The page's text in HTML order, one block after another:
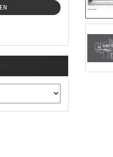
Thule Montagekits 50..
Clamp Fußsatz
Thule Kits 30.. für 753
Thule Montagekits 40..
Fußsatz Fahrzeuge mit
integrierter Reling
Thule Montagekits 60..